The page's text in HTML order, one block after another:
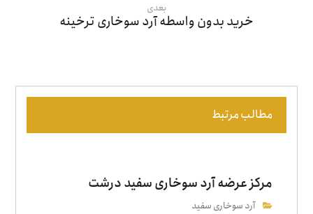
بعدی
خرید بدون واسطه آرد سوخاری ترخینه
مطالب مرتبط
مرکز عرضه آرد سوخاری سفید درشت
آرد سوخاری سفید